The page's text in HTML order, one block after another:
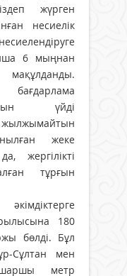
жүрген
несиелік
6 мыңнан
үйді
жеке
жергілікті
тұрғын
180
бөлді. Бұл
Сұлтан мен
метр